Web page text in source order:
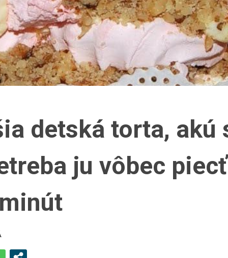
detská torta, akú
ju vôbec